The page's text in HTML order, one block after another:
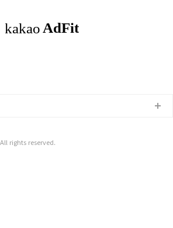
드 공부 하는 것을 좋아한다. 2 )
리는 것, 책 구절 기록하기, 사람들
rights reserved.